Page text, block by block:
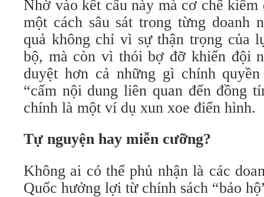
Nhờ vào kết cấu này mà cơ chế kiểm
một cách sâu sát trong từng doanh
quả không chỉ vì sự thận trọng của
bộ, mà còn vì thói bợ đỡ khiến đội
duyệt hơn cả những gì chính
“cấm nội dung liên quan đến đồng
chính là một ví dụ xun xoe điển hình.
Tự nguyện hay miễn cưỡng?
Không ai có thể phủ nhận là các
Quốc hưởng lợi từ chính sách “bảo